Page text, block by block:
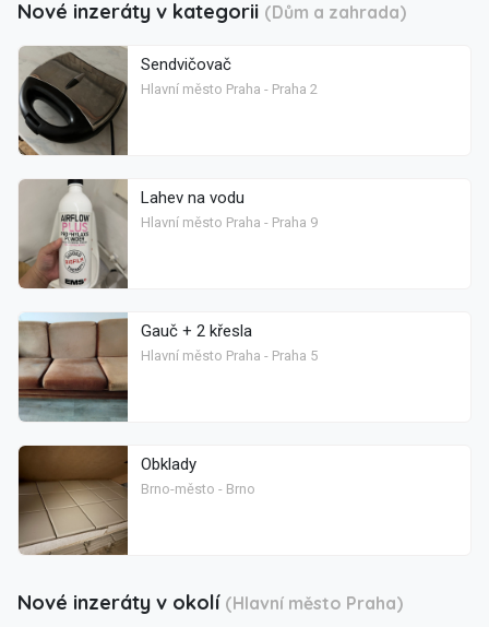
Nové inzeráty v kategorii (Dům a zahrada)
Sendvičovač
Hlavní město Praha - Praha 2
Lahev na vodu
Hlavní město Praha - Praha 9
Gauč + 2 křesla
Hlavní město Praha - Praha 5
Obklady
Brno-město - Brno
Nové inzeráty v okolí (Hlavní město Praha)